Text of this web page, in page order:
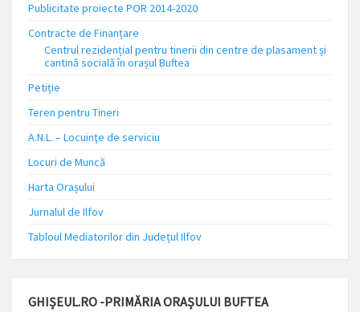
Publicitate proiecte POR 2014-2020
Contracte de Finanțare
Centrul rezidențial pentru tinerii din centre de plasament și
cantină socială în orașul Buftea
Petiție
Teren pentru Tineri
A.N.L. – Locuinţe de serviciu
Locuri de Muncă
Harta Orașului
Jurnalul de Ilfov
Tabloul Mediatorilor din Județul Ilfov
GHIȘEUL.RO -PRIMĂRIA ORAȘULUI BUFTEA